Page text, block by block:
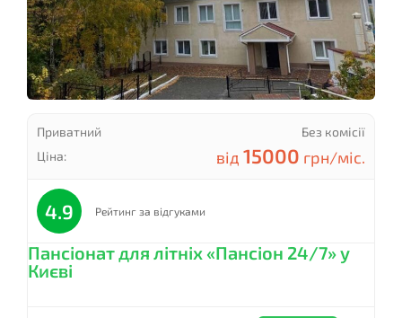
Приватний
Без комісії
Ціна:
від 15000 грн/міс.
4.9 Рейтинг за відгуками
Пансіонат для літніх «Пансіон 24/7» у
Києві